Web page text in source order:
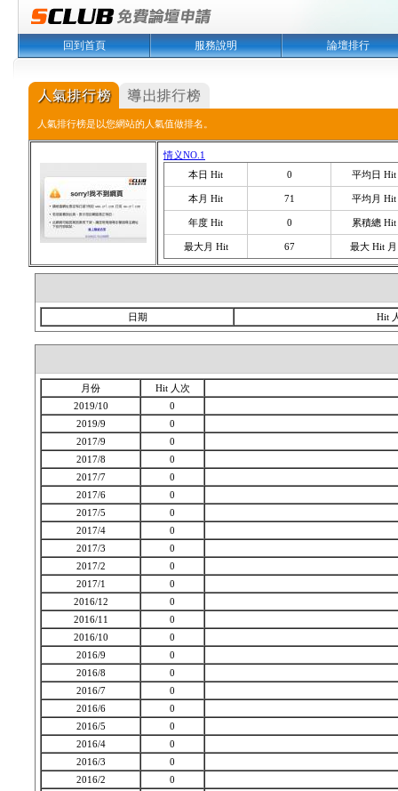
回到首頁 服務說明 論壇排行
人氣排行榜是以您網站的人氣值做排名。
情义NO.1
本日 Hit
0 平均日 Hit
本月 Hit 71 平均月 Hit
年度 Hit 0 累積總 Hit
最大月 Hit 67 最大 Hit 月
日期 Hit
月份
Hit 人次
2019/10
0
2019/9
0
2017/9
0
2017/8
0
2017/7
0
2017/6
0
2017/5
0
2017/4
0
2017/3
0
2017/2
0
2017/1
0
2016/12
0
2016/11
0
2016/10
0
2016/9
0
2016/8
0
2016/7
0
2016/6
0
2016/5
0
2016/4
0
2016/3
0
2016/2
0